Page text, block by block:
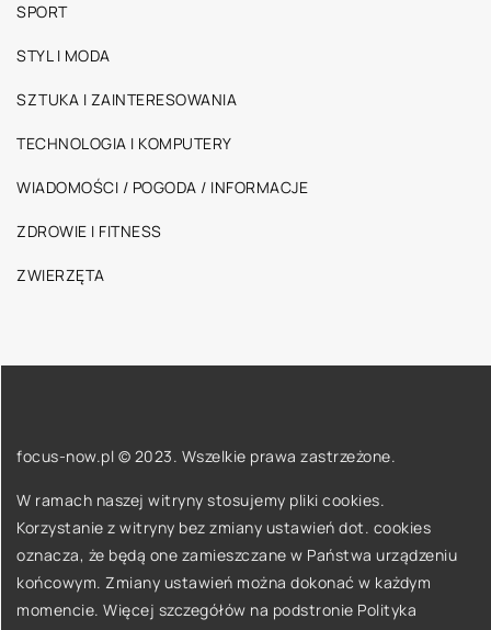
SPORT
STYL I MODA
SZTUKA I ZAINTERESOWANIA
TECHNOLOGIA I KOMPUTERY
WIADOMOŚCI / POGODA / INFORMACJE
ZDROWIE I FITNESS
ZWIERZĘTA
focus-now.pl © 2023. Wszelkie prawa zastrzeżone.
W ramach naszej witryny stosujemy pliki cookies.
Korzystanie z witryny bez zmiany ustawień dot. cookies
oznacza, że będą one zamieszczane w Państwa urządzeniu
końcowym. Zmiany ustawień można dokonać w każdym
momencie. Więcej szczegółów na podstronie Polityka